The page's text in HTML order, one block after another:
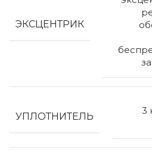
ЭКСЦЕНТРИК
УПЛОТНИТЕЛЬ
3